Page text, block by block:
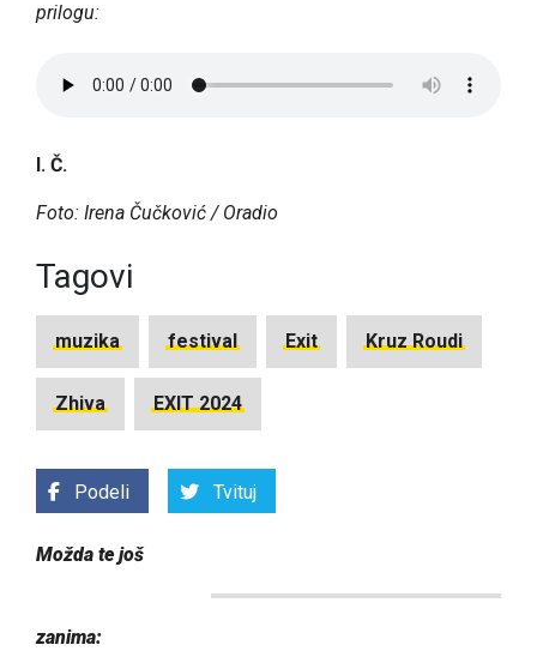
prilogu:
I. Č.
Foto: Irena Čučković / Oradio
Tagovi
muzika festival Exit Kruz Roudi
Zhiva EXIT 2024
Podeli Tvituj
Možda te još
zanima: